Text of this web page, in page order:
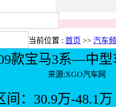
当前位置 : 首页 >> 汽车
款宝马3系—中
来源:XGO
间：30.9万-48.1万